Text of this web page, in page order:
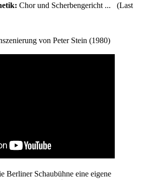
Chor und Scherbengericht ... (Last
von Peter Stein (1980)
Berliner Schaubühne eine eigene